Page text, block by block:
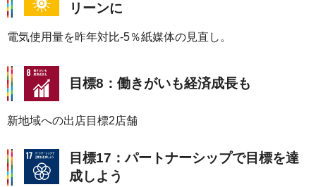
リーンに
電気使用量を昨年対比-5％紙媒体の見直し。
目標8：働きがいも経済成長も
新地域への出店目標2店舗
目標17：パートナーシップで目標を達
成しよう